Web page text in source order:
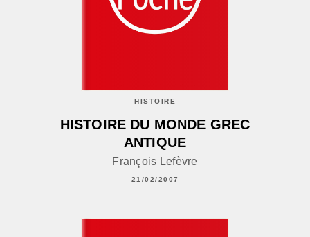
HISTOIRE
HISTOIRE DU MONDE GREC
ANTIQUE
François Lefèvre
21/02/2007